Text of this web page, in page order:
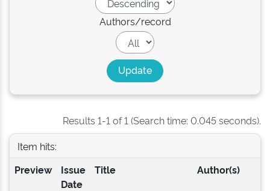
Authors/record
Results 1-1 of 1 (Search time: 0.045 seconds).
Item hits:
Preview
Issue
Date
Title Author(s)